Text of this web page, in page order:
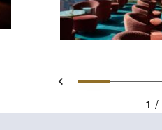
Anterior
1